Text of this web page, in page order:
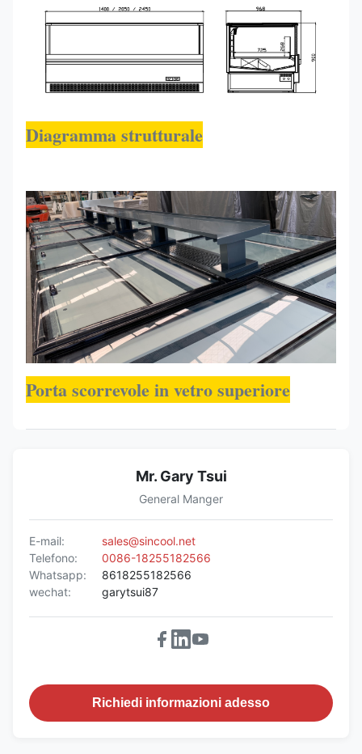
Diagramma strutturale
Porta scorrevole in vetro superiore
Mr. Gary Tsui
General Manger
E-mail:
sales@sincool.net
Telefono:
0086-18255182566
Whatsapp:
8618255182566
wechat:
garytsui87
Richiedi informazioni adesso